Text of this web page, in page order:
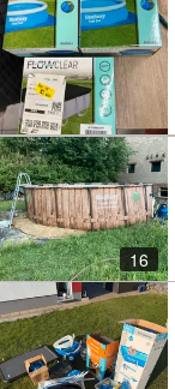
16